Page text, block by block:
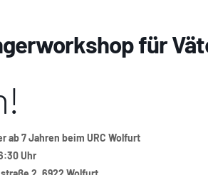
für
ab 7 Jahren beim URC Wolfurt
Uhr